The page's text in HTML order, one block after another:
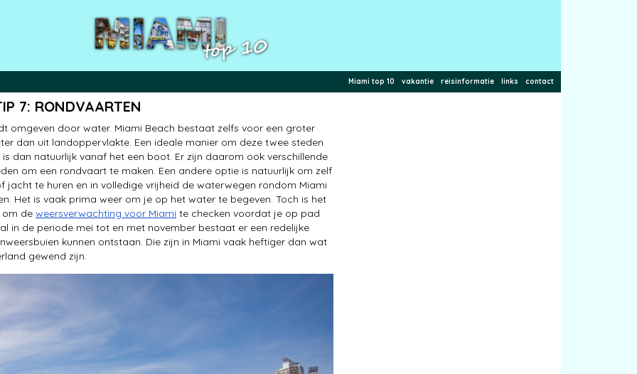
Miami top 10 vakantie reisinformatie links contact
7: RONDVAARTEN
omgeven door water. Miami Beach bestaat zelfs voor een groter
dan uit landoppervlakte. Een ideale manier om deze twee steden
is dan natuurlijk vanaf het een boot. Er zijn daarom ook verschillende
om een rondvaart te maken. Een andere optie is natuurlijk om zelf
jacht te huren en in volledige vrijheid de waterwegen rondom Miami
Het is vaak prima weer om je op het water te begeven. Toch is het
de weersverwachting voor Miami te checken voordat je op pad
in de periode mei tot en met november bestaat er een redelijke
kunnen ontstaan. Die zijn in Miami vaak heftiger dan wat
gewend zijn.